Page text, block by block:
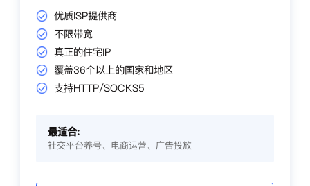
优质ISP提供商
不限带宽
真正的住宅IP
覆盖36个以上的国家和地区
支持HTTP/SOCKS5
最适合:
社交平台养号、电商运营、广告投放